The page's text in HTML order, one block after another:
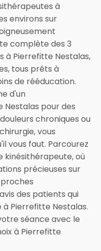
à
environs sur
complète des 3
à Pierrefitte Nestalas,
tous prêts à
de rééducation.
d'un
pour des
chroniques ou
vous
vous faut. Parcourez
kinésithérapeute, où
précieuses sur
des patients qui
Pierrefitte Nestalas.
séance avec le
à Pierrefitte